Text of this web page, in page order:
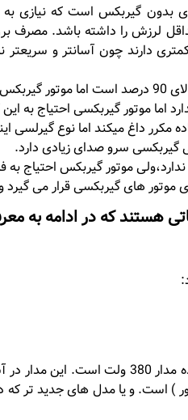
بدون گیربکس است که نیازی
لرزش را داشته باشد. مصرف
دارند چون آسانتر و
است.
اما موتور گیربکسی احتیاج به این
مکرر داغ میکند اما نوع گیرلسی
سرو صدای زیادی دارد.
موتور گیربکس احتیاج به
های گیربکسی قرار می
هستند که در ادامه به